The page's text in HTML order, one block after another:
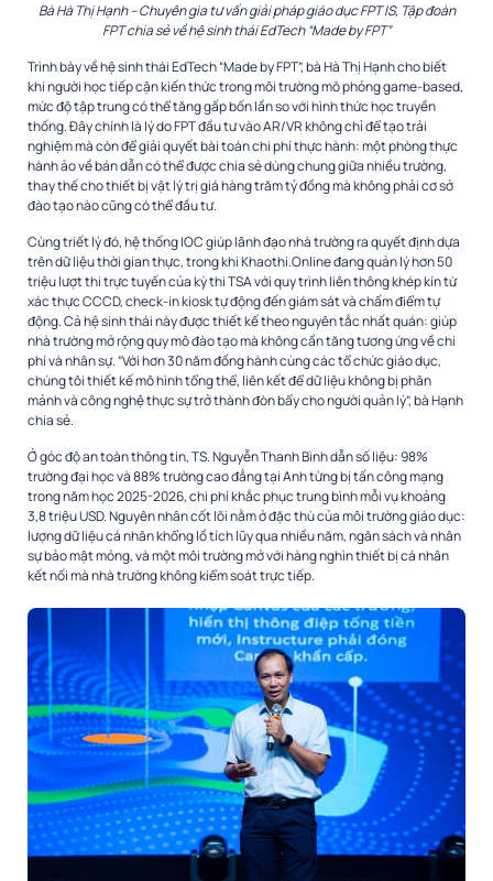
Bà Hà Thị Hạnh – Chuyên gia tư vấn giải pháp giáo dục FPT IS, Tập đoàn
FPT chia sẻ về hệ sinh thái EdTech “Made by FPT”
Trình bày về hệ sinh thái EdTech “Made by FPT”, bà Hà Thị Hạnh cho biết
khi người học tiếp cận kiến thức trong môi trường mô phỏng game-based,
mức độ tập trung có thể tăng gấp bốn lần so với hình thức học truyền
thống. Đây chính là lý do FPT đầu tư vào AR/VR không chỉ để tạo trải
nghiệm mà còn để giải quyết bài toán chi phí thực hành: một phòng thực
hành ảo về bán dẫn có thể được chia sẻ dùng chung giữa nhiều trường,
thay thế cho thiết bị vật lý trị giá hàng trăm tỷ đồng mà không phải cơ sở
đào tạo nào cũng có thể đầu tư.
Cùng triết lý đó, hệ thống IOC giúp lãnh đạo nhà trường ra quyết định dựa
trên dữ liệu thời gian thực, trong khi Khaothi.Online đang quản lý hơn 50
triệu lượt thi trực tuyến của kỳ thi TSA với quy trình liên thông khép kín từ
xác thực CCCD, check-in kiosk tự động đến giám sát và chấm điểm tự
động. Cả hệ sinh thái này được thiết kế theo nguyên tắc nhất quán: giúp
nhà trường mở rộng quy mô đào tạo mà không cần tăng tương ứng về chi
phí và nhân sự. “Với hơn 30 năm đồng hành cùng các tổ chức giáo dục,
chúng tôi thiết kế mô hình tổng thể, liên kết để dữ liệu không bị phân
mảnh và công nghệ thực sự trở thành đòn bẩy cho người quản lý”, bà Hạnh
chia sẻ.
Ở góc độ an toàn thông tin, TS. Nguyễn Thanh Bình dẫn số liệu: 98%
trường đại học và 88% trường cao đẳng tại Anh từng bị tấn công mạng
trong năm học 2025-2026, chi phí khắc phục trung bình mỗi vụ khoảng
3,8 triệu USD. Nguyên nhân cốt lõi nằm ở đặc thù của môi trường giáo dục:
lượng dữ liệu cá nhân khổng lồ tích lũy qua nhiều năm, ngân sách và nhân
sự bảo mật mỏng, và một môi trường mở với hàng nghìn thiết bị cá nhân
kết nối mà nhà trường không kiểm soát trực tiếp.